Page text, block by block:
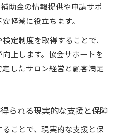
助金の情報提供や申請サポ
軽減に役立ちます。
定制度を取得することで、
上します。協会サポートを
したサロン経営と顧客満足
られる現実的な支援と保障
ことで、現実的な支援と保